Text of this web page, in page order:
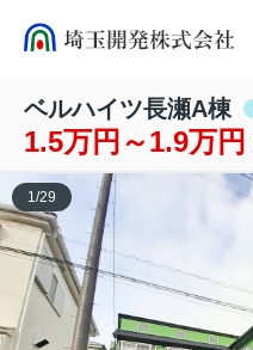
ベルハイツ長瀬A棟
1.5万円～1.9万円
1 /29